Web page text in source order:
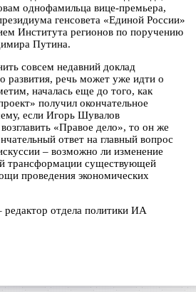
однофамильца вице-премьера,
генсовета «Единой России»
Института регионов по поручению
Путина.
совсем недавний доклад
развития, речь может уже идти о
началась еще до того, как
получил окончательное
если Игорь Шувалов
«Правое дело», то он же
ответ на главный вопрос
– возможно ли изменение
трансформации существующей
проведения экономических
отдела политики ИА